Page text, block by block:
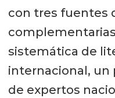
con tres fuentes
sistemática de
internacional, un
de expertos